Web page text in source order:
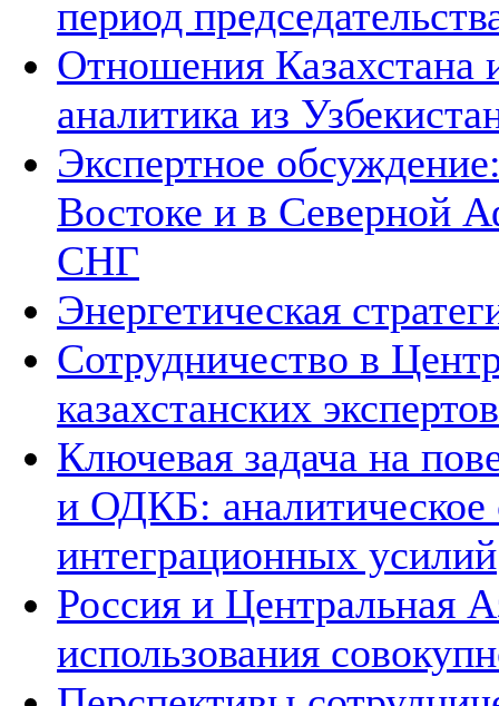
период
Отношения Казахстана
аналитика из
Экспертное
Востоке и в Северной
СНГ
Энергетическая
Сотрудничество в
казахстанских экспертов
Ключевая задача на
и ОДКБ: аналитическое
интеграционных усилий
Россия и Центральная
использования